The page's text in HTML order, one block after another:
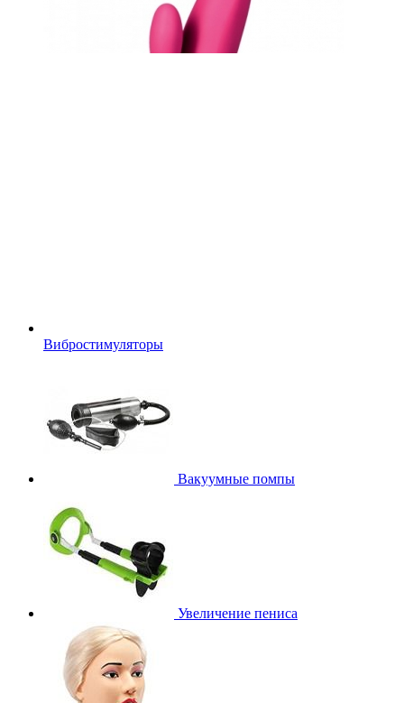
Вибростимуляторы
Вакуумные помпы
Увеличение пениса